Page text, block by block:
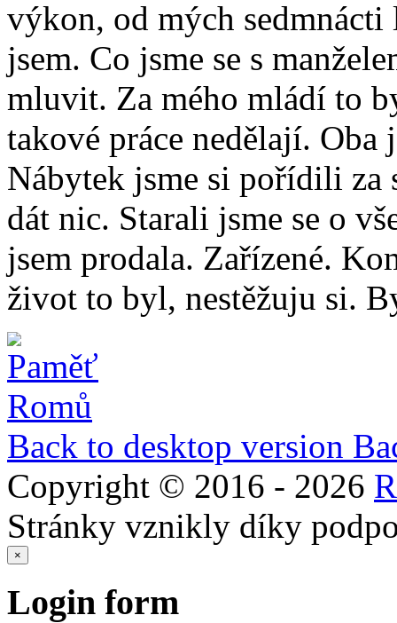
výkon, od mých sedmnácti
jsem. Co jsme se s
mluvit. Za mého mládí to
takové práce nedělají.
Nábytek jsme si pořídili za
dát nic. Starali jsme se o
jsem prodala. Zařízené.
život to byl, nestěžuju si.
Back to desktop version
Copyright © 2016 - 2026
Stránky vznikly díky
×
Login form